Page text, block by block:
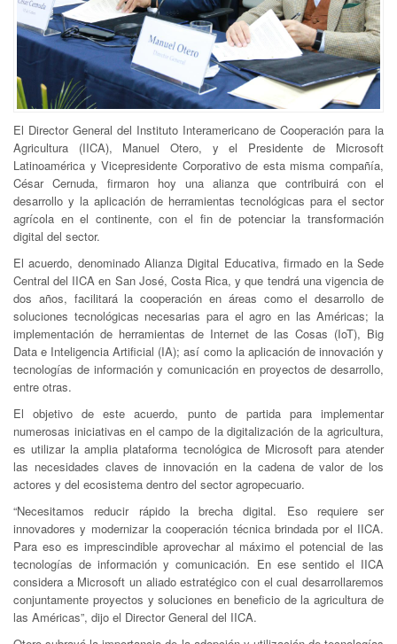
El Director General del Instituto Interamericano de Cooperación para la
Agricultura (IICA), Manuel Otero, y el Presidente de Microsoft
Latinoamérica y Vicepresidente Corporativo de esta misma compañía,
César Cernuda, firmaron hoy una alianza que contribuirá con el
desarrollo y la aplicación de herramientas tecnológicas para el sector
agrícola en el continente, con el fin de potenciar la transformación
digital del sector.
El acuerdo, denominado Alianza Digital Educativa, firmado en la Sede
Central del IICA en San José, Costa Rica, y que tendrá una vigencia de
dos años, facilitará la cooperación en áreas como el desarrollo de
soluciones tecnológicas necesarias para el agro en las Américas; la
implementación de herramientas de Internet de las Cosas (IoT), Big
Data e Inteligencia Artificial (IA); así como la aplicación de innovación y
tecnologías de información y comunicación en proyectos de desarrollo,
entre otras.
El objetivo de este acuerdo, punto de partida para implementar
numerosas iniciativas en el campo de la digitalización de la agricultura,
es utilizar la amplia plataforma tecnológica de Microsoft para atender
las necesidades claves de innovación en la cadena de valor de los
actores y del ecosistema dentro del sector agropecuario.
“Necesitamos reducir rápido la brecha digital. Eso requiere ser
innovadores y modernizar la cooperación técnica brindada por el IICA.
Para eso es imprescindible aprovechar al máximo el potencial de las
tecnologías de información y comunicación. En ese sentido el IICA
considera a Microsoft un aliado estratégico con el cual desarrollaremos
conjuntamente proyectos y soluciones en beneficio de la agricultura de
las Américas”, dijo el Director General del IICA.